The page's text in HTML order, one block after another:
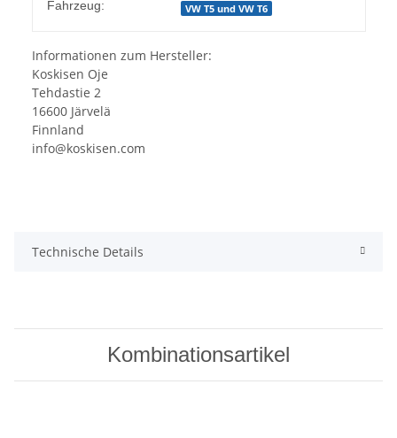
Produkteigenschaft
Wert
Fahrzeug: VW T5 und VW T6
Informationen zum Hersteller:
Koskisen Oje
Tehdastie 2
16600 Järvelä
Finnland
info@koskisen.com
Technische Details
Kombinationsartikel